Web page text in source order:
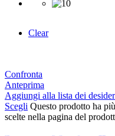
Clear
Confronta
Anteprima
Aggiungi alla lista dei
Scegli Questo prodotto ha
scelte nella pagina del